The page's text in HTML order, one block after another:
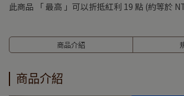
此商品 「 最高 」可以折抵紅利 19 點 (約等於
商品介紹
商品介紹